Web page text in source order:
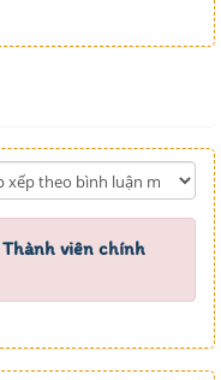
Thành viên chính